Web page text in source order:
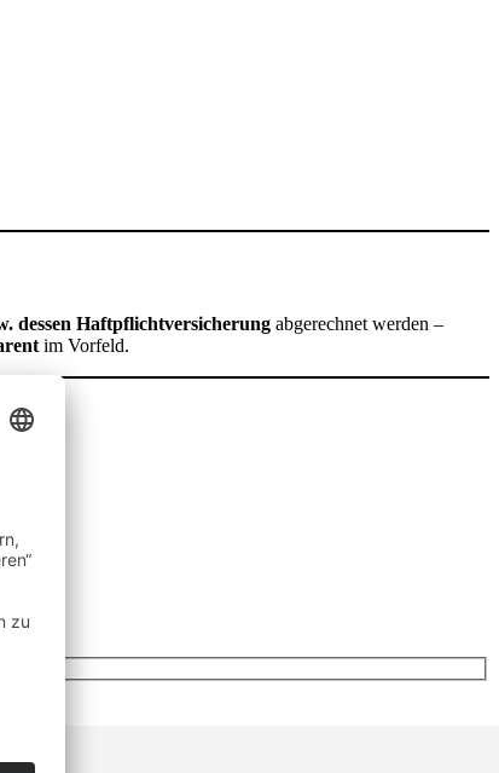
dessen Haftpflichtversicherung abgerechnet werden –
im Vorfeld.